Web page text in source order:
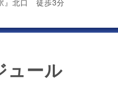
』北口 徒歩3分
ュール